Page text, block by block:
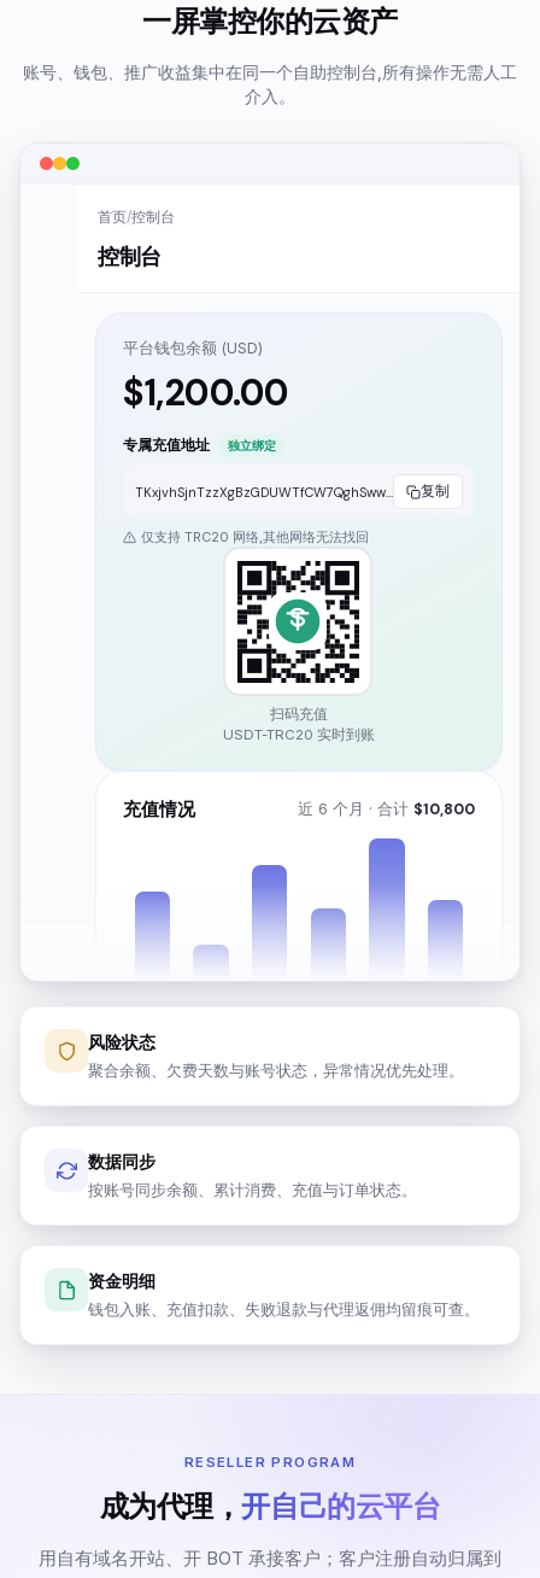
一屏掌控你的云资产
账号、钱包、推广收益集中在同一个自助控制台,所有操作无需人工
介入。
首页/控制台
控制台
平台钱包余额 (USD)
$1,200.00
专属充值地址 独立绑定
复制
仅支持 TRC20 网络,其他网络无法找回
扫码充值
USDT-TRC20 实时到账
充值情况 近 6 个月 · 合计 $10,800
2月 3月 4月 5月 6月 7月
云账号概览
本月充值
$1,700
本月订单
1 0 2
AWS
账号
云
账号
风险状态
聚合余额、欠费天数与账号状态，异常情况优先处理。
数据同步
按账号同步余额、累计消费、充值与订单状态。
资金明细
钱包入账、充值扣款、失败退款与代理返佣均留痕可查。
RESELLER PROGRAM
成为代理，开自己的云平台
用自有域名开站、开 BOT 承接客户；客户注册自动归属到